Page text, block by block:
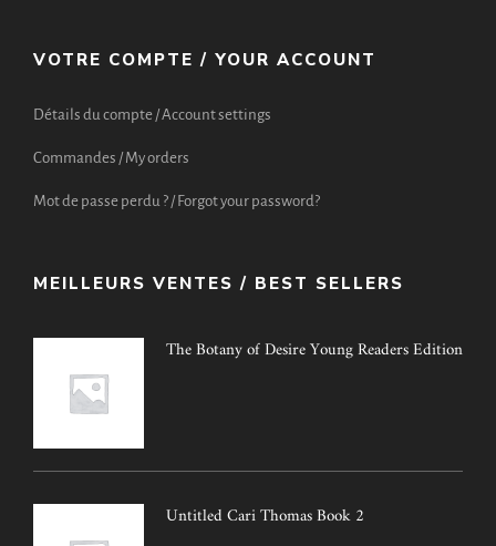
VOTRE COMPTE / YOUR ACCOUNT
Détails du compte / Account settings
Commandes / My orders
Mot de passe perdu ? / Forgot your password?
MEILLEURS VENTES / BEST SELLERS
The Botany of Desire Young Readers Edition
Untitled Cari Thomas Book 2